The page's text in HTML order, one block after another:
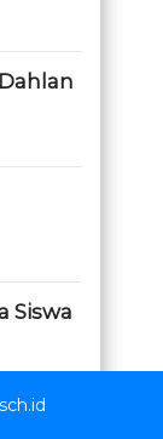
Siswa